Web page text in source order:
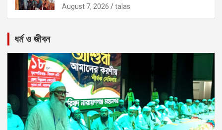
August 7, 2026 talas
ধর্ম ও জীবন